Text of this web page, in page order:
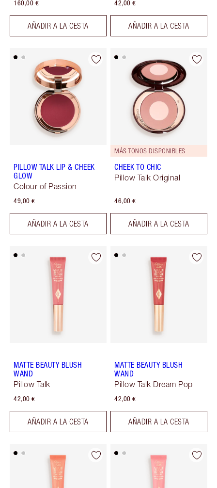
160,00 €
AÑADIR A LA CESTA
42,00 €
AÑADIR A LA CESTA
PILLOW TALK LIP & CHEEK
GLOW
Colour of Passion
49,00 €
AÑADIR A LA CESTA
MÁS TONOS DISPONIBLES
CHEEK TO CHIC
Pillow Talk Original
46,00 €
AÑADIR A LA CESTA
MATTE BEAUTY BLUSH
WAND
Pillow Talk
42,00 €
AÑADIR A LA CESTA
MATTE BEAUTY BLUSH
WAND
Pillow Talk Dream Pop
42,00 €
AÑADIR A LA CESTA